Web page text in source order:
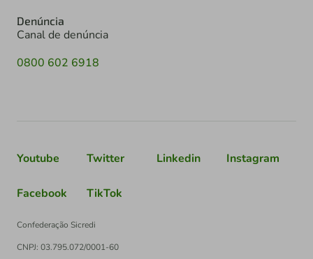
Denúncia
Canal de denúncia
0800 602 6918
Youtube Twitter Linkedin Instagram
Facebook TikTok
Confederação Sicredi
CNPJ: 03.795.072/0001-60